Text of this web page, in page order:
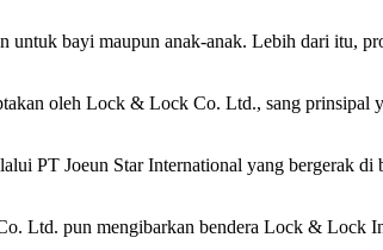
bayi maupun anak-anak. Lebih dari itu,
oleh Lock & Lock Co. Ltd., sang prinsipal
PT Joeun Star International yang bergerak di
Ltd. pun mengibarkan bendera Lock & Lock